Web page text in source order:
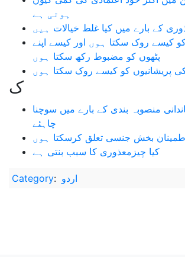
ہوتی ہے
کے بارے میں کیا غلط خیالات ہیں
کیسے روک سکتا ہوں اور کیسے اپنے
پٹھوں کو مضبوط رکھ سکتا ہوں
پریشانیوں کو کیسے روک سکتا ہوں
ک
منصوبہ بندی کے بارے میں سوچنا
چاہئے
بخش جنسی تعلق کرسکتا ہوں
کیا چیزمعذوری کا سبب بنتی ہے
Category: اردو